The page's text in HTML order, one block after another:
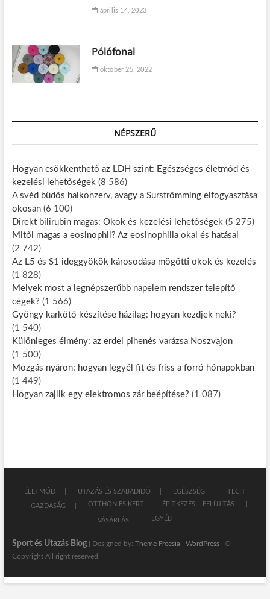
április 14, 2023
Pólófonal
október 25, 2022
NÉPSZERŰ
Hogyan csökkenthető az LDH szint: Egészséges életmód és
kezelési lehetőségek (8 586)
A svéd büdös halkonzerv, avagy a Surströmming elfogyasztása
okosan (6 100)
Direkt bilirubin magas: Okok és kezelési lehetőségek (5 275)
Mitől magas a eosinophil? Az eosinophilia okai és hatásai
(2 742)
Az L5 és S1 ideggyökök károsodása mögötti okok és kezelés
(1 828)
Melyek most a legnépszerűbb napelem rendszer telepítő
cégek? (1 566)
Gyöngy karkötő készítése házilag: hogyan kezdjek neki?
(1 540)
Különleges élmény: az erdei pihenés varázsa Noszvajon
(1 500)
Mozgás nyáron: hogyan legyél fit és friss a forró hónapokban
(1 449)
Hogyan zajlik egy elektromos zár beépítése? (1 087)
ÉLETMÓD UTAZÁS ÉS SZABADIDŐ EGÉSZSÉG TECH
GAZDASÁG OTTHON ÉS KERT ÉPÍTKEZÉS – FELÚJÍTÁS
VÁSÁRLÁS EGYÉB
Sport és Utazás Blog| Designed by: Theme Freesia WordPress| ©
Copyright All right reserved